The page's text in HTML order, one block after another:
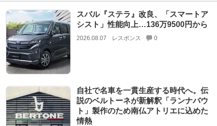
スバル『ステラ』改良、「スマートア
シスト」性能向上…136万9500円から
2026.08.07 レスポンス 0
自社で名車を一貫生産する時代へ。伝
説のベルトーネが新解釈「ランナバウ
ト」製作のため南仏アトリエに込めた
情熱